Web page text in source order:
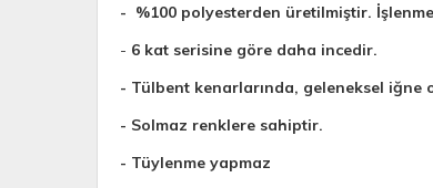
- %100 polyesterden üretilmiştir.
- 6 kat serisine göre daha incedir.
- Tülbent kenarlarında, geleneksel iğne
- Solmaz renklere sahiptir.
- Tüylenme yapmaz